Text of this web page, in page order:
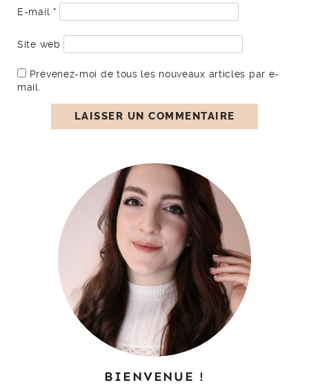
E-mail *
Site web
Prévenez-moi de tous les nouveaux articles par e-
mail.
BIENVENUE !